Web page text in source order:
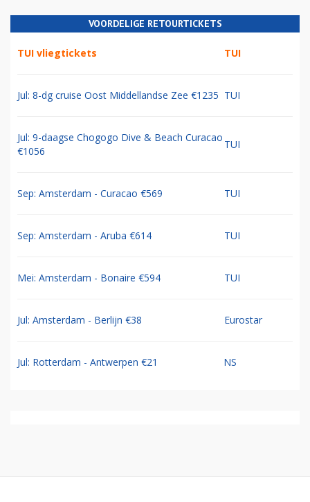
VOORDELIGE RETOURTICKETS
TUI vliegtickets TUI
Jul: 8-dg cruise Oost Middellandse Zee €1235 TUI
Jul: 9-daagse Chogogo Dive & Beach Curacao
€1056
TUI
Sep: Amsterdam - Curacao €569 TUI
Sep: Amsterdam - Aruba €614 TUI
Mei: Amsterdam - Bonaire €594 TUI
Jul: Amsterdam - Berlijn €38 Eurostar
Jul: Rotterdam - Antwerpen €21 NS